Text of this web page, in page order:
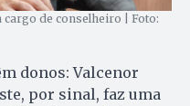
cargo de conselheiro | Foto:
donos: Valcenor
por sinal, faz uma